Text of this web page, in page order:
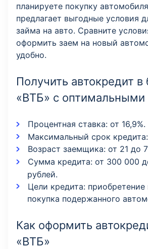
планируете покупку
предлагает выгодные условия
займа на авто. Сравните
оформить заем на новый
удобно.
Получить автокредит в
«ВТБ» с оптимальными
Процентная ставка: от 16,9%.
Максимальный срок
Возраст заемщика: от 21 до
Сумма кредита: от 300 000
рублей.
Цели кредита: приобретение
покупка подержанного
Как оформить
«ВТБ»